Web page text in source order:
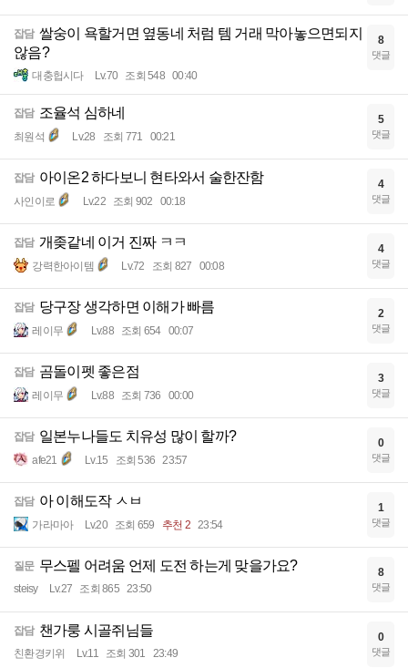
잡담 쌀숭이 욕할거면 옆동네 처럼 템 거래 막아놓으면되지
않음?
대충헙시다 Lv.70 조회 548 00:40
8
댓글
잡담 조율석 심하네
최원석 Lv.28 조회 771 00:21
5
댓글
잡담 아이온2 하다보니 현타와서 술한잔함
사인이로 Lv.22 조회 902 00:18
4
댓글
잡담 개좆같네 이거 진짜 ㅋㅋ
강력한아이템 Lv.72 조회 827 00:08
4
댓글
잡담 당구장 생각하면 이해가 빠름
레이무 Lv.88 조회 654 00:07
2
댓글
잡담 곰돌이펫 좋은점
레이무 Lv.88 조회 736 00:00
3
댓글
잡담 일본누나들도 치유성 많이 할까?
afe21 Lv.15 조회 536 23:57
0
댓글
잡담 아 이해도작 ㅅㅂ
가라마아 Lv.20 조회 659 추천 2 23:54
1
댓글
질문 무스펠 어려움 언제 도전 하는게 맞을가요?
steisy Lv.27 조회 865 23:50
8
댓글
잡담 챈가룽 시골쥐님들
친환경키위 Lv.11 조회 301 23:49
0
댓글